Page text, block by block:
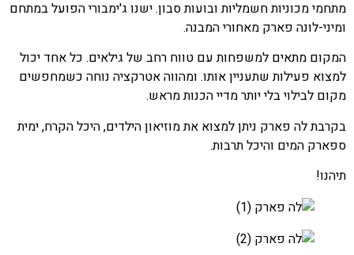
מתחמי מכוניות חשמליות ובועות סבון. ישנו ג'ימבורי הפועל במתחם
ומיני-לונה פארק מאחורי המבנה.
המקום מתאים למשפחות עם טווח רחב של גילאים. כל אחד יכול
למצוא פעילות שתעניין אותו. ומהווה אטרקציה נוחה כשמחפשים
מקום לבילוי בלי יותר מדיי הכנות מראש.
בקרבת לה פארק ניתן למצוא את מוזיאון הילדים, היכל הקרח, ימית
ספארק המים והיכל תרבות.
תיהנו!